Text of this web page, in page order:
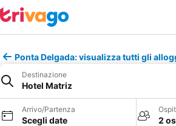
Ponta Delgada: visualizza tutti gli
Destinazione
Hotel Matriz
Arrivo/Partenza
Scegli date 2